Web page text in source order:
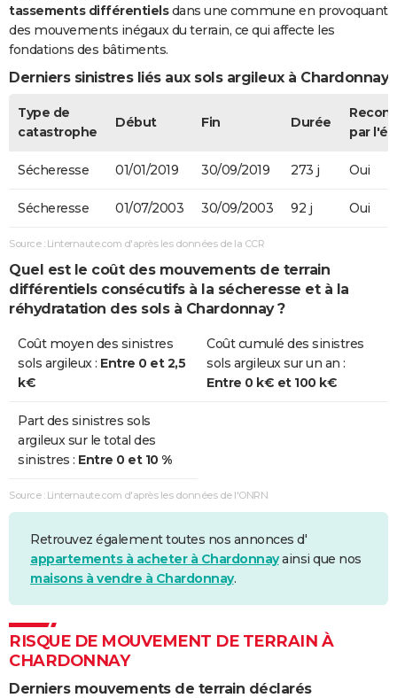
tassements différentielsdans une commune en provoquant
des mouvements inégaux du terrain, ce qui affecte les
fondations des bâtiments.
Derniers sinistres liés aux sols argileux à Chardonnay
Type de
catastrophe
Début Fin Durée
par
Sécheresse 01/01/2019 30/09/2019 273 j Oui
Sécheresse 01/07/2003 30/09/2003 92 j Oui
Source : Linternaute.com d'après les données de la CCR
Quel est le coût des mouvements de terrain
différentiels consécutifs à la sécheresse et à la
réhydratation des sols à Chardonnay ?
Coût moyen des sinistres
sols argileux : Entre 0 et 2,5
k€
Coût cumulé des sinistres
sols argileux sur un an :
Entre 0 k€ et 100 k€
Part des sinistres sols
argileux sur le total des
sinistres : Entre 0 et 10 %
Source : Linternaute.com d'après les données de l'ONRN
Retrouvez également toutes nos annonces d'
appartements à acheter à Chardonnayainsi que nos
maisons à vendre à Chardonnay.
RISQUE DE MOUVEMENT DE TERRAIN À
CHARDONNAY
Derniers mouvements de terrain déclarés